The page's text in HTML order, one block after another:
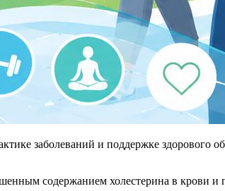
заболеваний и поддержке здорового
содержанием холестерина в крови